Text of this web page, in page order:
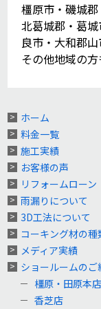
橿原市・磯城
北葛城郡・葛
良市・大和郡
その他地域の
ホーム
料金一覧
施工実績
お客様の声
リフォームローン
雨漏りについて
3D工法について
コーキング材の種
メディア実績
ショールームのご
橿原・田原本店
香芝店